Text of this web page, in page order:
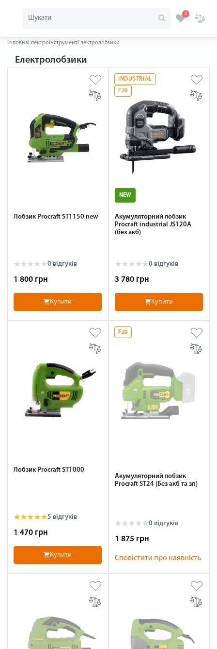
0
Головна ЕлектроінструментЕлектролобзики
Електролобзики
Лобзик Procraft ST1150 new
0 відгуків
1 800 грн
Купити
INDUSTRIAL
F20
Акумуляторний лобзик
Procraft industrial JS120A
(без акб)
0 відгуків
3 780 грн
NEW
Купити
Лобзик Procraft ST1000
5 відгуків
1 470 грн
Купити
F20
Акумуляторний лобзик
Procraft ST24 (Без акб та зп)
0 відгуків
1 875 грн
Сповістити про наявність